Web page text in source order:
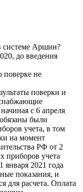
системе Аршин?
до введения
поверке не
поверки и
с 6 апреля
были
учета, в том
на момент
РФ от 2
приборов учета
января 2021 года
показания, и
для расчета. Оплата